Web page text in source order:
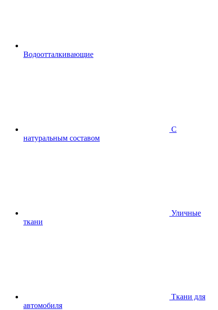
Водоотталкивающие
С
натуральным составом
Уличные
ткани
Ткани для
автомобиля